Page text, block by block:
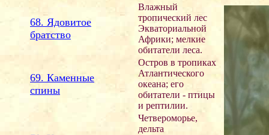
68. Ядовитое
братство
Влажный
тропический лес
Экваториальной
Африки; мелкие
обитатели леса.
69. Каменные
спины
Остров в тропиках
Атлантического
океана; его
обитатели - птицы
и рептилии.
Четвероморье,
дельта